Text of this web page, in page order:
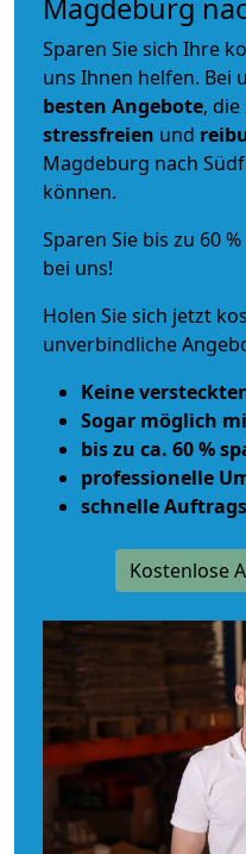
Magdeburg
Sparen Sie sich Ihre
uns Ihnen helfen. Bei
besten Angebote,
stressfreien und
Magdeburg nach
können.
Sparen Sie bis zu 60
bei uns!
Holen Sie sich jetzt
unverbindliche
Keine
Sogar möglich
bis zu ca. 60 %
professionelle
schnelle
Kostenlose